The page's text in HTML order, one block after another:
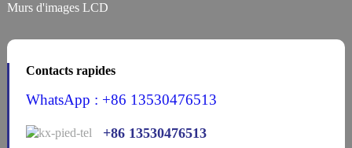
Murs d'images LCD
Contacts rapides
WhatsApp : +86 13530476513
+86 13530476513